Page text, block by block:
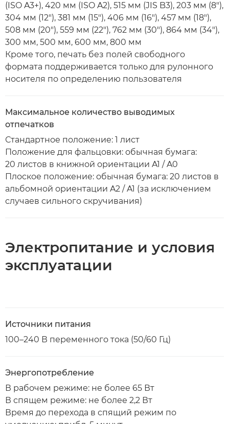
(ISO A3+), 420 мм (ISO A2), 515 мм (JIS B3), 203 мм (8"),
304 мм (12"), 381 мм (15"), 406 мм (16"), 457 мм (18"),
508 мм (20"), 559 мм (22"), 762 мм (30"), 864 мм (34"),
300 мм, 500 мм, 600 мм, 800 мм
Кроме того, печать без полей свободного
формата поддерживается только для рулонного
носителя по определению пользователя
Максимальное количество выводимых
отпечатков
Стандартное положение: 1 лист
Положение для фальцовки: обычная бумага:
20 листов в книжной ориентации A1 / A0
Плоское положение: обычная бумага: 20 листов в
альбомной ориентации A2 / A1 (за исключением
случаев сильного скручивания)
Электропитание и условия
эксплуатации
Источники питания
100–240 В переменного тока (50/60 Гц)
Энергопотребление
В рабочем режиме: не более 65 Вт
В спящем режиме: не более 2,2 Вт
Время до перехода в спящий режим по